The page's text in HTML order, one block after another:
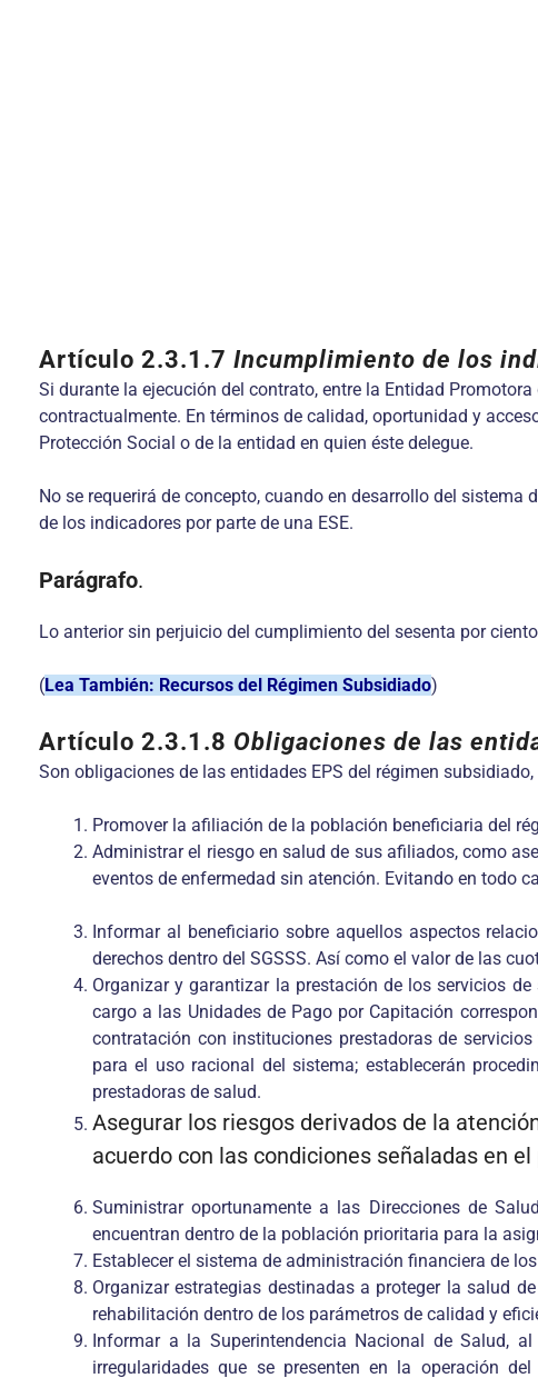
Artículo 2.3.1.7 Incumplimiento de los
Si durante la ejecución del contrato, entre la Entidad
contractualmente. En términos de calidad, oportunidad y
Protección Social o de la entidad en quien éste delegue.
No se requerirá de concepto, cuando en desarrollo del
de los indicadores por parte de una ESE.
Parágrafo.
Lo anterior sin perjuicio del cumplimiento del sesenta por
(Lea También: Recursos del Régimen Subsidiado)
Artículo 2.3.1.8 Obligaciones de las
Son obligaciones de las entidades EPS del régimen
Promover la afiliación de la población beneficiaria del
Administrar el riesgo en salud de sus afiliados, como
eventos de enfermedad sin atención. Evitando en todo
Informar al beneficiario sobre aquellos aspectos
derechos dentro del SGSSS. Así como el valor de las
Organizar y garantizar la prestación de los servicios
cargo a las Unidades de Pago por Capitación
contratación con instituciones prestadoras de
para el uso racional del sistema; establecerán
prestadoras de salud.
Asegurar los riesgos derivados de la
acuerdo con las condiciones señaladas en
Suministrar oportunamente a las Direcciones de
encuentran dentro de la población prioritaria para la
Establecer el sistema de administración financiera de
Organizar estrategias destinadas a proteger la salud
rehabilitación dentro de los parámetros de calidad y
Informar a la Superintendencia Nacional de Salud,
irregularidades que se presenten en la operación